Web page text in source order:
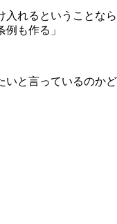
入れるということなら
も作る」
いと言っているのかど